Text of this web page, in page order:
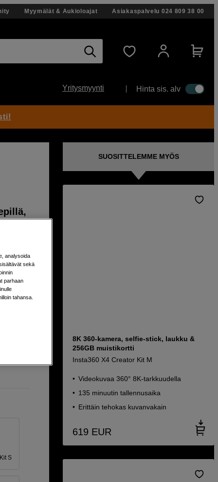
Myymälät & Aukioloajat Asiakaspalvelu 024 809 38 00
Yritysmyynti Hinta sis. alv
S
SUOSITTELEMME MYÖS
8K 360-kamera, selfie-stick, laukku &
256GB muistikortti
Insta360 X4 Creator Kit M
Videokuvaa 360° 8K-tarkkuudella
135 minuutin tallennusaika
Erittäin tehokas kuvanvakain
619 EUR
analysoida
sekä
parhaan
tahansa.